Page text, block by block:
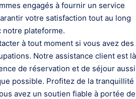
engagés à fournir un service
votre satisfaction tout au long
notre plateforme.
à tout moment si vous avez des
Notre assistance client est là
de réservation et de séjour aussi
possible. Profitez de la tranquillité
avez un soutien fiable à portée de